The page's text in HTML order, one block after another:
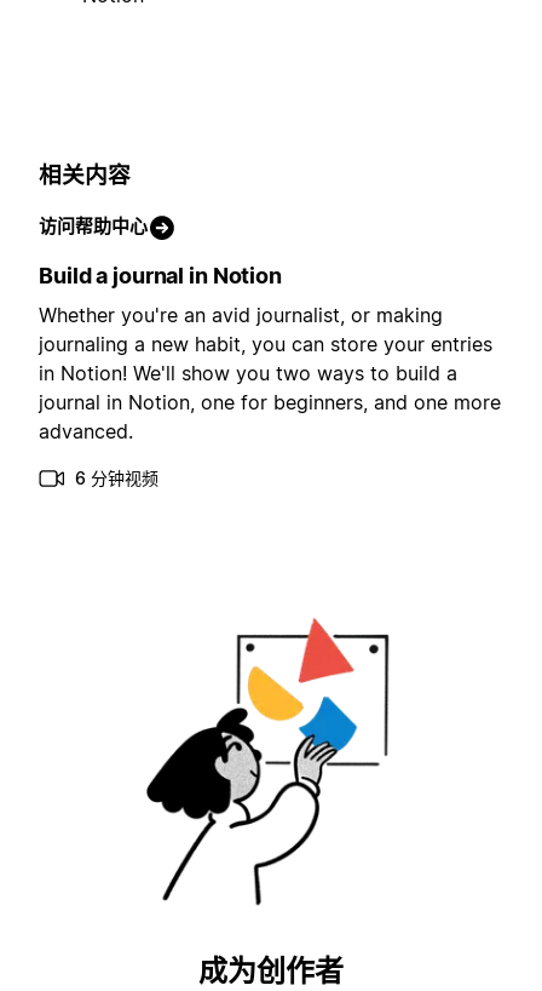
相关内容
访问帮助中心
Build a journal in Notion
Whether you're an avid journalist, or making
journaling a new habit, you can store your entries
in Notion! We'll show you two ways to build a
journal in Notion, one for beginners, and one more
advanced.
6 分钟视频
成为创作者